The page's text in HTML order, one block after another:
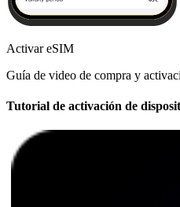
Activar eSIM
Guía de video de compra y
Tutorial de activación de